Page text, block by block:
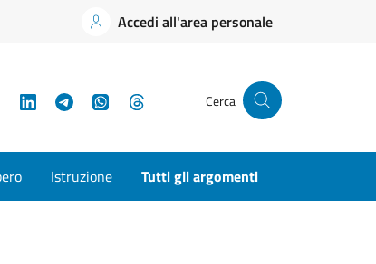
Accedi all'area personale
InstagramLinkedInTelegramWhatsApp Cerca
Istruzione Tutti gli argomenti